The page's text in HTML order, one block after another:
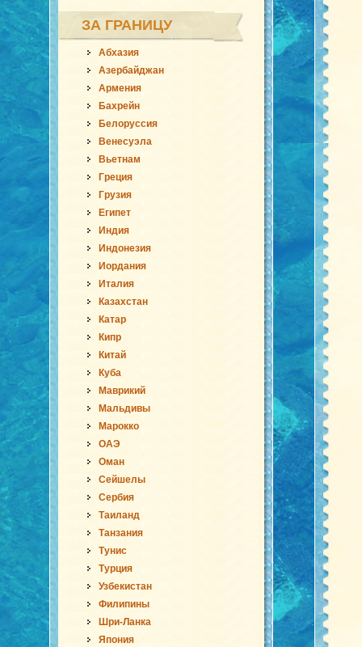
ЗА ГРАНИЦУ
Абхазия
Азербайджан
Армения
Бахрейн
Белоруссия
Венесуэла
Вьетнам
Греция
Грузия
Египет
Индия
Индонезия
Иордания
Италия
Казахстан
Катар
Кипр
Китай
Куба
Маврикий
Мальдивы
Марокко
ОАЭ
Оман
Сейшелы
Сербия
Таиланд
Танзания
Тунис
Турция
Узбекистан
Филипины
Шри-Ланка
Япония